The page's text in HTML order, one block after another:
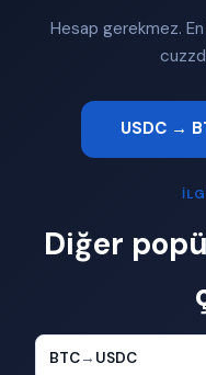
Hesap gerekmez.
USDC →
Diğer
BTC→ USDC